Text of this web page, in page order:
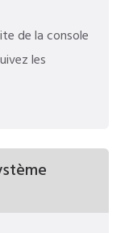
de la console
les